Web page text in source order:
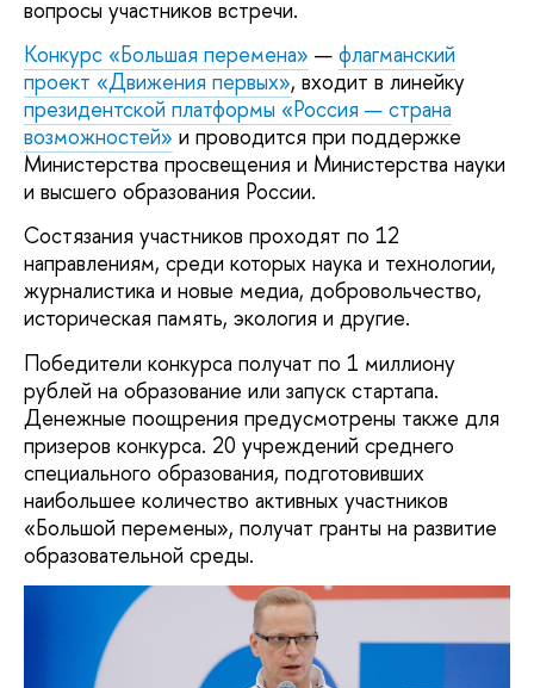
вопросы участников встречи.
Конкурс «Большая перемена» — флагманский
проект «Движения первых», входит в линейку
президентской платформы «Россия — страна
возможностей» и проводится при поддержке
Министерства просвещения и Министерства науки
и высшего образования России.
Состязания участников проходят по 12
направлениям, среди которых наука и технологии,
журналистика и новые медиа, добровольчество,
историческая память, экология и другие.
Победители конкурса получат по 1 миллиону
рублей на образование или запуск стартапа.
Денежные поощрения предусмотрены также для
призеров конкурса. 20 учреждений среднего
специального образования, подготовивших
наибольшее количество активных участников
«Большой перемены», получат гранты на развитие
образовательной среды.